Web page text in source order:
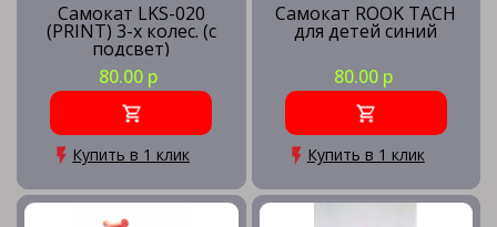
Самокат LKS-020
(PRINT) 3-х колес. (с
подсвет)
80.00 р
Купить в 1 клик
Самокат ROOK TACH
для детей синий
80.00 р
Купить в 1 клик